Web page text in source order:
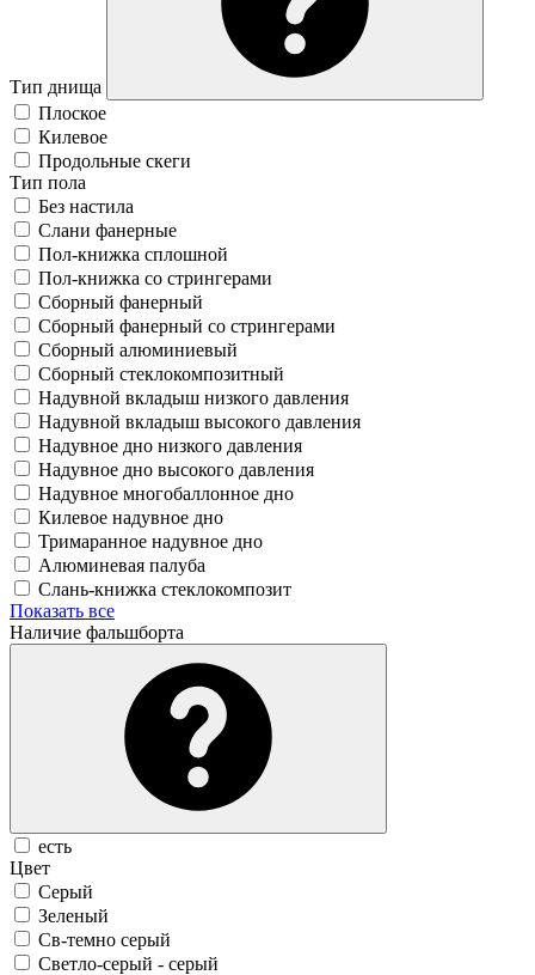
Тип днища
Плоское
Килевое
Продольные скеги
Тип пола
Без настила
Слани фанерные
Пол-книжка сплошной
Пол-книжка со стрингерами
Сборный фанерный
Сборный фанерный со стрингерами
Сборный алюминиевый
Сборный стеклокомпозитный
Надувной вкладыш низкого давления
Надувной вкладыш высокого давления
Надувное дно низкого давления
Надувное дно высокого давления
Надувное многобаллонное дно
Килевое надувное дно
Тримаранное надувное дно
Алюминевая палуба
Слань-книжка стеклокомпозит
Показать все
Наличие фальшборта
есть
Цвет
Серый
Зеленый
Св-темно серый
Светло-серый - серый